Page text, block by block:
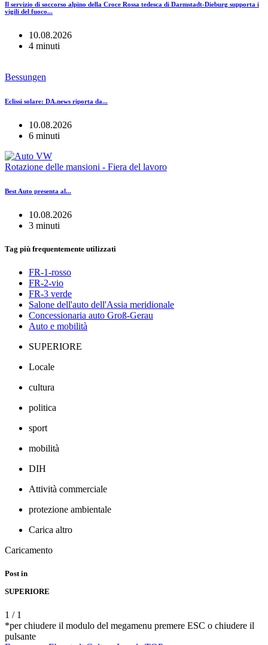
Il servizio di soccorso alpino della Croce Rossa tedesca di Darmstadt-Dieburg supporta i
vigili del fuoco...
10.08.2026
4 minuti
Bessungen
Eclissi solare: DA.news riporta da...
10.08.2026
6 minuti
Rotazione delle mansioni - Fiera del lavoro
Best Auto presenta al...
10.08.2026
3 minuti
Tag più frequentemente utilizzati
FR-1-rosso
FR-2-vio
FR-3 verde
Salone dell'auto dell'Assia meridionale
Concessionaria auto Groß-Gerau
Auto e mobilità
SUPERIORE
Locale
cultura
politica
sport
mobilità
DIH
Attività commerciale
protezione ambientale
Carica altro
Caricamento
Post in
SUPERIORE
1 / 1
*per chiudere il modulo del megamenu premere ESC o chiudere il
pulsante